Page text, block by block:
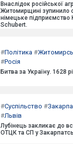
Внаслідок російської
Житомирщині зупинило
німецьке підприємство
Schubert.
#Політика #
#Росія
Битва за Україну. 1628
#Суспільство #
#Львів
Лубінець закликає до
ОТЦК та СП у